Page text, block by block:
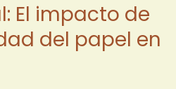
El impacto de
del papel en